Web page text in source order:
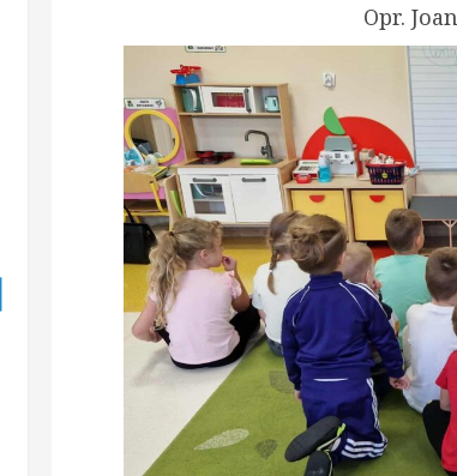
Opr. Joanna